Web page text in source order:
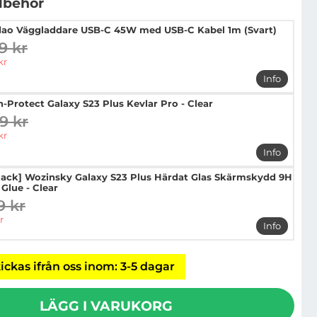
Väggladdare USB-C 45W med USB-C Kabel 1m (Svart)
pris
kr
Info
mer info
Protect Galaxy S23 Plus Kevlar Pro - Clear
pris
kr
Info
mer info
Wozinsky Galaxy S23 Plus Härdat Glas Skärmskydd 9H
- Clear
pris
kr
Info
mer info
ifrån oss inom: 3-5 dagar
LÄGG I VARUKORG